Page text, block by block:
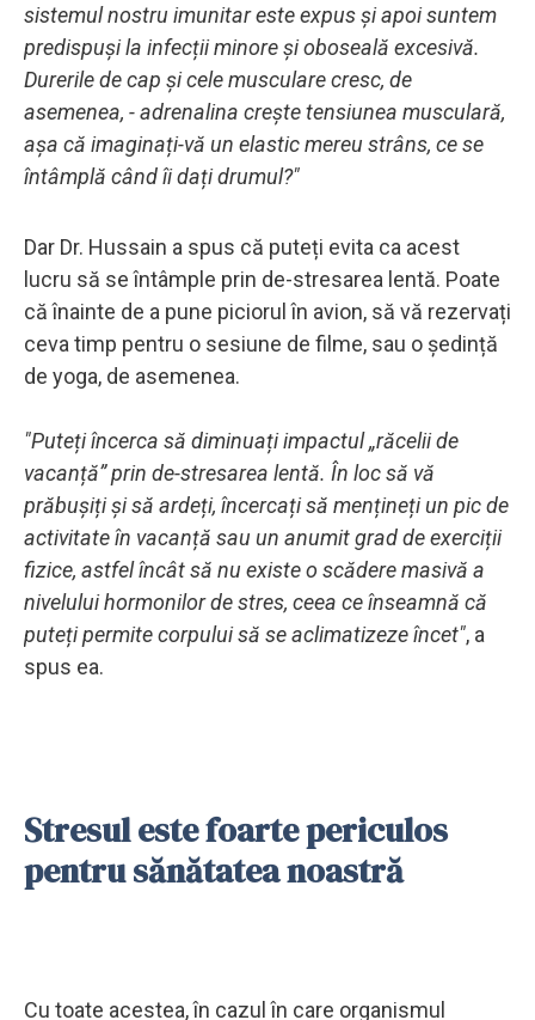
sistemul nostru imunitar este expus și apoi suntem
predispuși la infecții minore și oboseală excesivă.
Durerile de cap și cele musculare cresc, de
asemenea, - adrenalina crește tensiunea musculară,
așa că imaginați-vă un elastic mereu strâns, ce se
întâmplă când îi dați drumul?"
Dar Dr. Hussain a spus că puteți evita ca acest
lucru să se întâmple prin de-stresarea lentă. Poate
că înainte de a pune piciorul în avion, să vă rezervați
ceva timp pentru o sesiune de filme, sau o ședință
de yoga, de asemenea.
"Puteți încerca să diminuați impactul „răcelii de
vacanță” prin de-stresarea lentă. În loc să vă
prăbușiți și să ardeți, încercați să mențineți un pic de
activitate în vacanță sau un anumit grad de exerciții
fizice, astfel încât să nu existe o scădere masivă a
nivelului hormonilor de stres, ceea ce înseamnă că
puteți permite corpului să se aclimatizeze încet", a
spus ea.
Stresul este foarte periculos
pentru sănătatea noastră
Cu toate acestea, în cazul în care organismul